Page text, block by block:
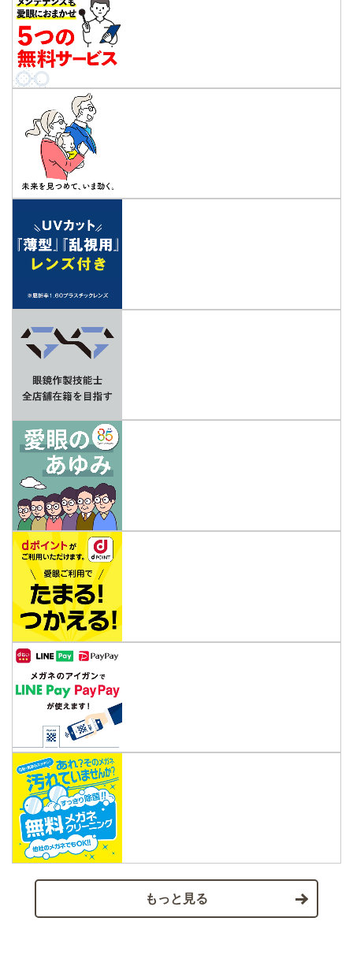
もっと見る